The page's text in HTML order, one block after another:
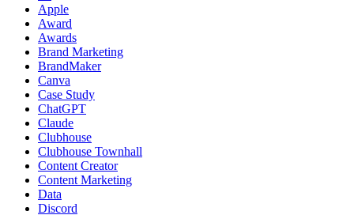
Apple
Award
Awards
Brand Marketing
BrandMaker
Canva
Case Study
ChatGPT
Claude
Clubhouse
Clubhouse Townhall
Content Creator
Content Marketing
Data
Discord